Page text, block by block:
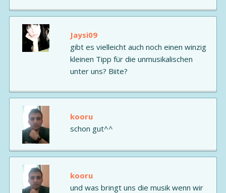
Jaysi09
gibt es vielleicht auch noch einen winzig
kleinen Tipp für die unmusikalischen
unter uns? Biite?
kooru
schon gut^^
kooru
und was bringt uns die musik wenn wir